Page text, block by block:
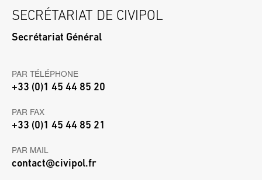
SECRÉTARIAT DE CIVIPOL
Secrétariat Général
PAR TÉLÉPHONE
+33 (0)1 45 44 85 20
PAR FAX
+33 (0)1 45 44 85 21
PAR MAIL
contact@civipol.fr